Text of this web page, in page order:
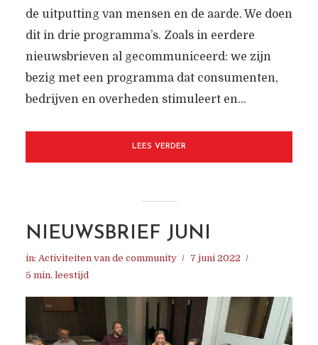
de uitputting van mensen en de aarde. We doen
dit in drie programma’s. Zoals in eerdere
nieuwsbrieven al gecommuniceerd: we zijn
bezig met een programma dat consumenten,
bedrijven en overheden stimuleert en...
LEES VERDER
NIEUWSBRIEF JUNI
in: Activiteiten van de community
7 juni 2022
5 min. leestijd